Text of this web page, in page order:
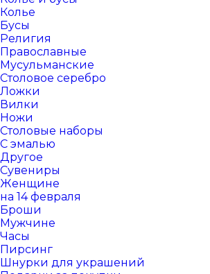
Колье
Бусы
Религия
Православные
Мусульманские
Столовое серебро
Ложки
Вилки
Ножи
Столовые наборы
С эмалью
Другое
Сувениры
Женщине
на 14 февраля
Броши
Мужчине
Часы
Пирсинг
Шнурки для украшений